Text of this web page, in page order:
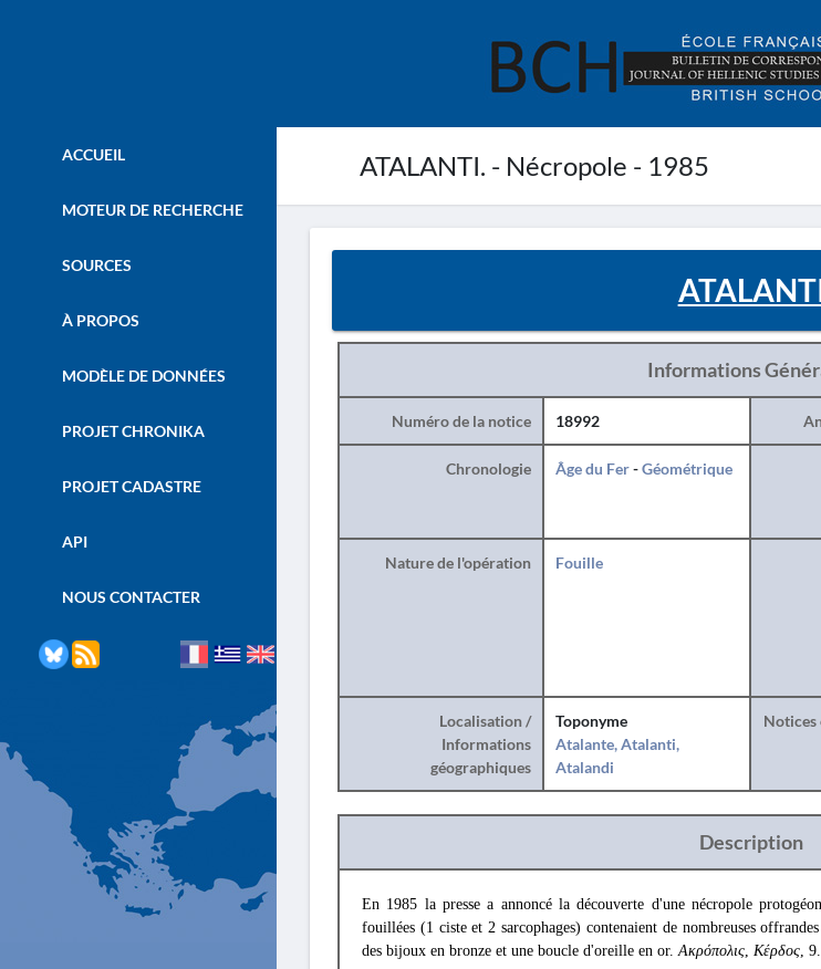
ATALANTI. - Nécropole - 1985
ACCUEIL
MOTEUR DE RECHERCHE
SOURCES
À PROPOS
MODÈLE DE DONNÉES
PROJET CHRONIKA
PROJET CADASTRE
API
NOUS CONTACTER
Informations
Numéro de la notice 18992
Chronologie Âge du Fer-Géométrique
Nature de l'opération Fouille
Localisation /
Informations
géographiques
Toponyme
Atalante, Atalanti,
Atalandi
Notices
Description
En 1985 la presse a annoncé la découverte d'une nécropole
fouillées (1 ciste et 2 sarcophages) contenaient de nombreuses
des bijoux en bronze et une boucle d'oreille en or.Ακρόπολις, Κέρδος,